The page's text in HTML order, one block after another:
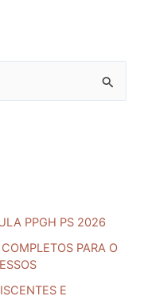
PPGH PS 2026
PARA O
E